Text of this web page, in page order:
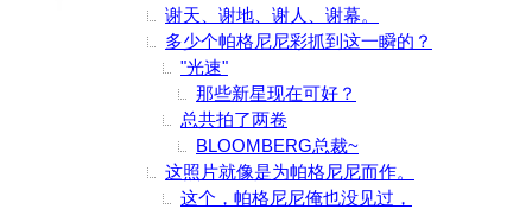
谢天、谢地、谢人、谢幕。
多少个帕格尼尼彩抓到这一瞬的？
"光速"
那些新星现在可好？
总共拍了两卷
BLOOMBERG总裁~
这照片就像是为帕格尼尼而作。
这个，帕格尼尼俺也没见过，